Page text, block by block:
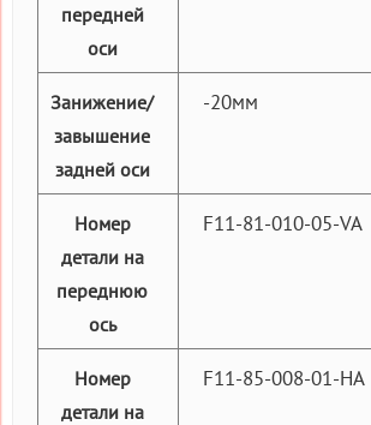
передней
оси
Занижение/
завышение
задней оси
-20мм
Номер
детали на
переднюю
ось
F11-81-010-05-VA
Номер
детали на
F11-85-008-01-HA